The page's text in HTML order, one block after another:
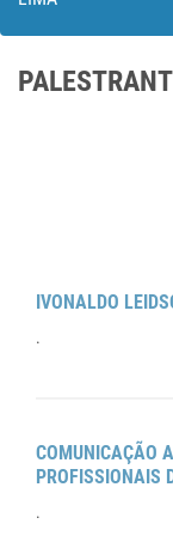
IVONALDO
.
COMUNICAÇÃO
PROFISSIONAIS
.